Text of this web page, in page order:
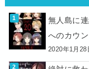
無人島に
へのカウ
2020年1月28